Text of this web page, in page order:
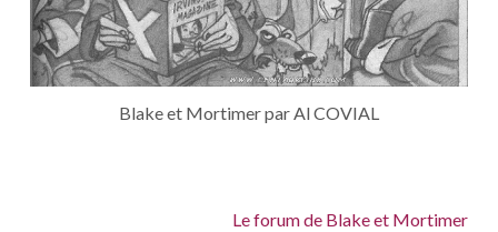
Blake et Mortimer par Al COVIAL
Le forum de Blake et Mortimer